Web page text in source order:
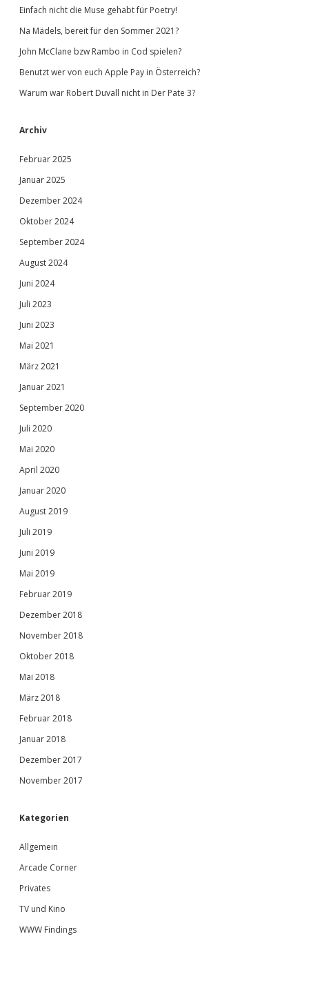
Einfach nicht die Muse gehabt für Poetry!
Na Mädels, bereit für den Sommer 2021?
John McClane bzw Rambo in Cod spielen?
Benutzt wer von euch Apple Pay in Österreich?
Warum war Robert Duvall nicht in Der Pate 3?
Archiv
Februar 2025
Januar 2025
Dezember 2024
Oktober 2024
September 2024
August 2024
Juni 2024
Juli 2023
Juni 2023
Mai 2021
März 2021
Januar 2021
September 2020
Juli 2020
Mai 2020
April 2020
Januar 2020
August 2019
Juli 2019
Juni 2019
Mai 2019
Februar 2019
Dezember 2018
November 2018
Oktober 2018
Mai 2018
März 2018
Februar 2018
Januar 2018
Dezember 2017
November 2017
Kategorien
Allgemein
Arcade Corner
Privates
TV und Kino
WWW Findings